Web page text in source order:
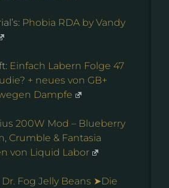
Phobia RDA by Vandy
Einfach Labern Folge 47
+ neues von GB+
Dampfe
200W Mod – Blueberry
Crumble & Fantasia
von Liquid Labor
Dr. Fog Jelly Beans ➤Die